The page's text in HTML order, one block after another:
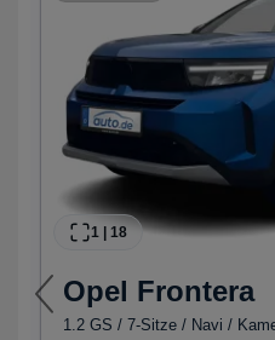
1 | 18
Opel Frontera
1.2 GS / 7-Sitze / Navi /